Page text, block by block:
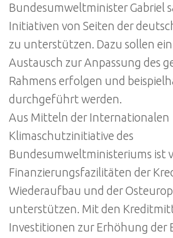
Bundesumweltminister Gabriel
Initiativen von Seiten der
zu unterstützen. Dazu sollen
Austausch zur Anpassung des
Rahmens erfolgen und
durchgeführt werden.
Aus Mitteln der Internationalen
Klimaschutzinitiative des
Bundesumweltministeriums ist
Finanzierungsfazilitäten der
Wiederaufbau und der
unterstützen. Mit den
Investitionen zur Erhöhung der